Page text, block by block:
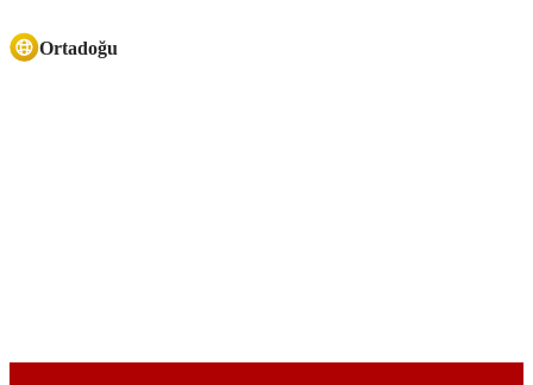
Ortadoğu